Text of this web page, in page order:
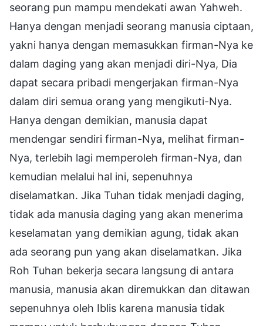
seorang pun mampu mendekati awan Yahweh.
Hanya dengan menjadi seorang manusia ciptaan,
yakni hanya dengan memasukkan firman-Nya ke
dalam daging yang akan menjadi diri-Nya, Dia
dapat secara pribadi mengerjakan firman-Nya
dalam diri semua orang yang mengikuti-Nya.
Hanya dengan demikian, manusia dapat
mendengar sendiri firman-Nya, melihat firman-
Nya, terlebih lagi memperoleh firman-Nya, dan
kemudian melalui hal ini, sepenuhnya
diselamatkan. Jika Tuhan tidak menjadi daging,
tidak ada manusia daging yang akan menerima
keselamatan yang demikian agung, tidak akan
ada seorang pun yang akan diselamatkan. Jika
Roh Tuhan bekerja secara langsung di antara
manusia, manusia akan diremukkan dan ditawan
sepenuhnya oleh Iblis karena manusia tidak